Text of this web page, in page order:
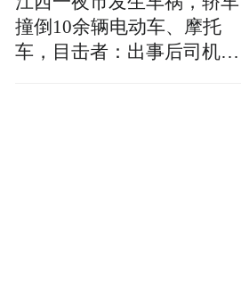
撞倒10余辆电动车、摩托
车，目击者：出事后司机一